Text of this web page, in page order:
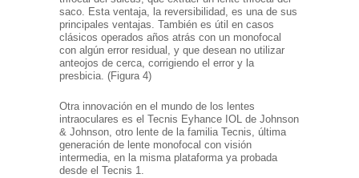
saco. Esta ventaja, la reversibilidad, es una de sus
principales ventajas. También es útil en casos
clásicos operados años atrás con un monofocal
con algún error residual, y que desean no utilizar
anteojos de cerca, corrigiendo el error y la
presbicia. (Figura 4)
Otra innovación en el mundo de los lentes
intraoculares es el Tecnis Eyhance IOL de Johnson
& Johnson, otro lente de la familia Tecnis, última
generación de lente monofocal con visión
intermedia, en la misma plataforma ya probada
desde el Tecnis 1.